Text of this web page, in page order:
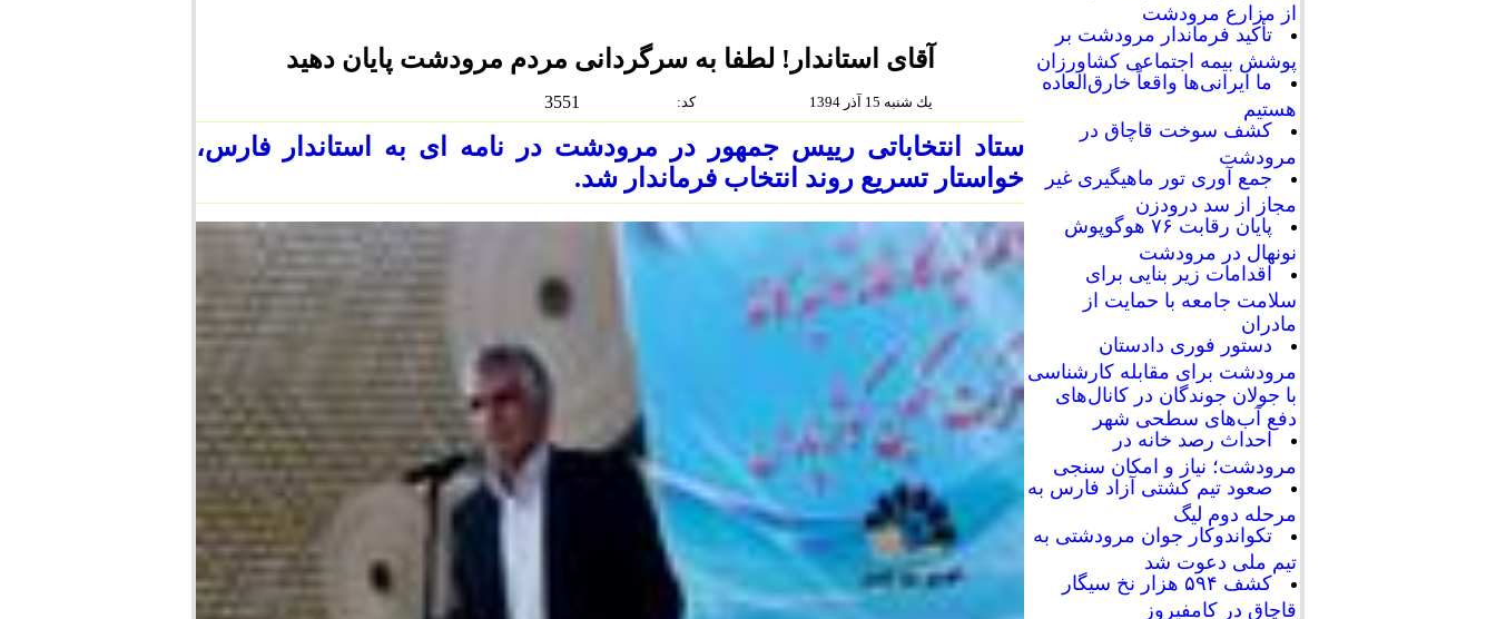
از مزارع مرودشت
تأکید فرماندار مرودشت بر
پوشش بیمه اجتماعی کشاورزان
ما ایرانی‌ها واقعاً خارق‌العاده
هستیم
کشف سوخت قاچاق در
مرودشت
جمع آوری تور ماهیگیری غیر
مجاز از سد درودزن
پایان رقابت‌ ۷۶ هوگوپوش
نونهال در مرودشت
اقدامات زیر بنایی برای
سلامت جامعه با حمایت از
مادران
دستور فوری دادستان
مرودشت برای مقابله کارشناسی
با جولان جوندگان در کانال‌های
دفع آب‌های سطحی شهر
احداث رصد خانه در
مرودشت؛ نیاز و امکان سنجی
صعود تیم کشتی آزاد فارس به
مرحله دوم لیگ
تکواندوکار جوان مرودشتی به
تیم ملی دعوت شد
کشف ۵۹۴ هزار نخ سیگار
قاچاق در کامفیروز
آقای استاندار! لطفا به سرگردانی مردم مرودشت پایان دهید
3551 :كد يك شنبه 15 آذر 1394
ستاد انتخاباتی رییس جمهور در مرودشت در نامه ای به استاندار فارس،
خواستار تسریع روند انتخاب فرماندار شد.